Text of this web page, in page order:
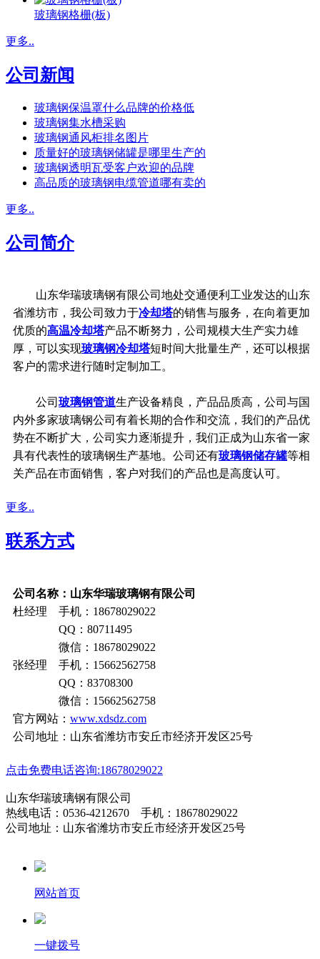
玻璃钢格栅(板)
更多..
公司新闻
玻璃钢保温罩什么品牌的价格低
玻璃钢集水槽采购
玻璃钢通风柜排名图片
质量好的玻璃钢储罐是哪里生产的
玻璃钢透明瓦受客户欢迎的品牌
高品质的玻璃钢电缆管道哪有卖的
更多..
公司简介
山东华瑞玻璃钢有限公司地处交通便利工业发达的山东
省潍坊市，我公司致力于冷却塔的销售与服务，在向着更加
优质的高温冷却塔产品不断努力，公司规模大生产实力雄
厚，可以实现玻璃钢冷却塔短时间大批量生产，还可以根据
客户的需求进行随时定制加工。
公司 玻璃钢管道生产设备精良，产品品质高，公司与国
内外多家玻璃钢公司有着长期的合作和交流，我们的产品优
势在不断扩大，公司实力逐渐提升，我们正成为山东省一家
具有代表性的玻璃钢生产基地。公司还有玻璃钢储存罐等相
关产品在市面销售，客户对我们的产品也是高度认可。
更多..
联系方式
公司名称：山东华瑞玻璃钢有限公司
杜经理 手机：18678029022
QQ：80711495
微信：18678029022
张经理 手机：15662562758
QQ：83708300
微信：15662562758
官方网站： www.xdsdz.com
公司地址：山东省潍坊市安丘市经济开发区25号
点击免费电话咨询:18678029022
山东华瑞玻璃钢有限公司
热线电话：0536-4212670 手机：18678029022
公司地址：山东省潍坊市安丘市经济开发区25号
网站首页
一键拨号